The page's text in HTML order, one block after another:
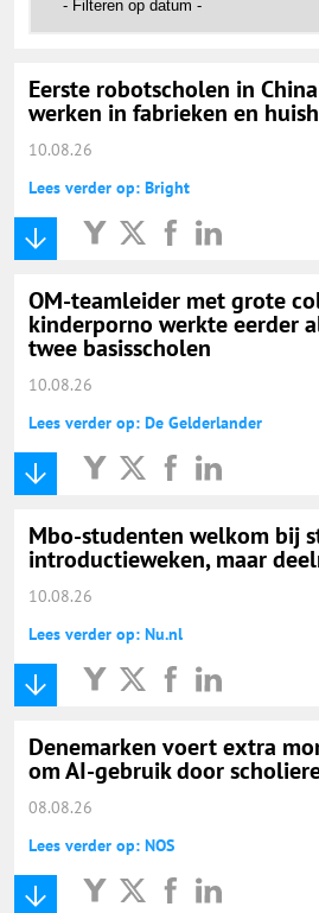
Eerste robotscholen in
werken in fabrieken en
10.08.26
Lees verder op: Bright
OM-teamleider met grote
kinderporno werkte eerder
twee basisscholen
10.08.26
Lees verder op: De Gelderlander
Mbo-studenten welkom bij
introductieweken, maar
10.08.26
Lees verder op: Nu.nl
Denemarken voert extra
om AI-gebruik door
08.08.26
Lees verder op: NOS